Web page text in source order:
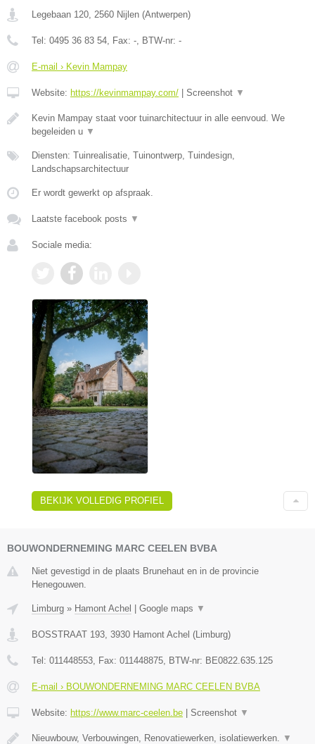
Legebaan 120 2560 Nijlen (Antwerpen)
Tel: 0495 36 83 54 , Fax: - , BTW-nr: -
E-mail › Kevin Mampay
Website: https://kevinmampay.com/ Screenshot ▼
Kevin Mampay staat voor tuinarchitectuur in alle eenvoud. We
begeleiden u ▼
Diensten: Tuinrealisatie, Tuinontwerp, Tuindesign,
Landschapsarchitectuur
Er wordt gewerkt op afspraak.
Laatste facebook posts ▼
Sociale media:
BEKIJK VOLLEDIG PROFIEL
BOUWONDERNEMING MARC CEELEN BVBA
Niet gevestigd in de plaats Brunehaut en in de provincie
Henegouwen.
Limburg » Hamont Achel Google maps ▼
BOSSTRAAT 193 3930 Hamont Achel ( Limburg)
Tel: 011448553 , Fax: 011448875 , BTW-nr: BE0822.635.125
E-mail › BOUWONDERNEMING MARC CEELEN BVBA
Website: https://www.marc-ceelen.be Screenshot ▼
Nieuwbouw, Verbouwingen, Renovatiewerken, isolatiewerken. ▼